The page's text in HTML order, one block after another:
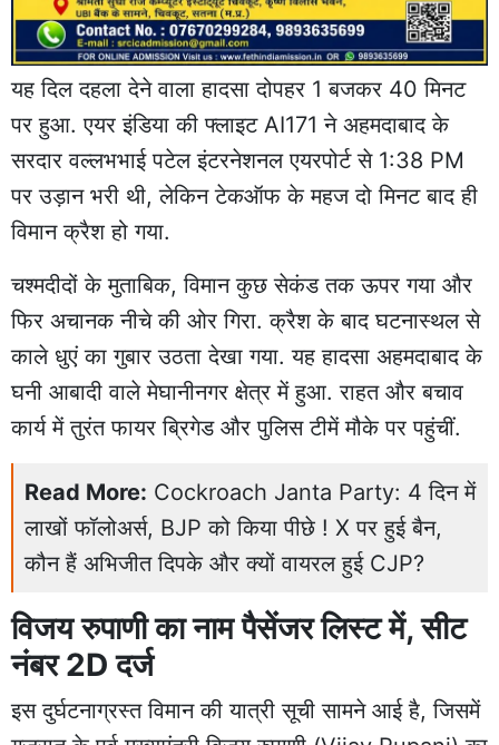
यह दिल दहला देने वाला हादसा दोपहर 1 बजकर 40 मिनट
पर हुआ. एयर इंडिया की फ्लाइट AI171 ने अहमदाबाद के
सरदार वल्लभभाई पटेल इंटरनेशनल एयरपोर्ट से 1:38 PM
पर उड़ान भरी थी, लेकिन टेकऑफ के महज दो मिनट बाद ही
विमान क्रैश हो गया.
चश्मदीदों के मुताबिक, विमान कुछ सेकंड तक ऊपर गया और
फिर अचानक नीचे की ओर गिरा. क्रैश के बाद घटनास्थल से
काले धुएं का गुबार उठता देखा गया. यह हादसा अहमदाबाद के
घनी आबादी वाले मेघानीनगर क्षेत्र में हुआ. राहत और बचाव
कार्य में तुरंत फायर ब्रिगेड और पुलिस टीमें मौके पर पहुंचीं.
Read More: Cockroach Janta Party: 4 दिन में
लाखों फॉलोअर्स, BJP को किया पीछे ! X पर हुई बैन,
कौन हैं अभिजीत दिपके और क्यों वायरल हुई CJP?
विजय रुपाणी का नाम पैसेंजर लिस्ट में, सीट
नंबर 2D दर्ज
इस दुर्घटनाग्रस्त विमान की यात्री सूची सामने आई है, जिसमें